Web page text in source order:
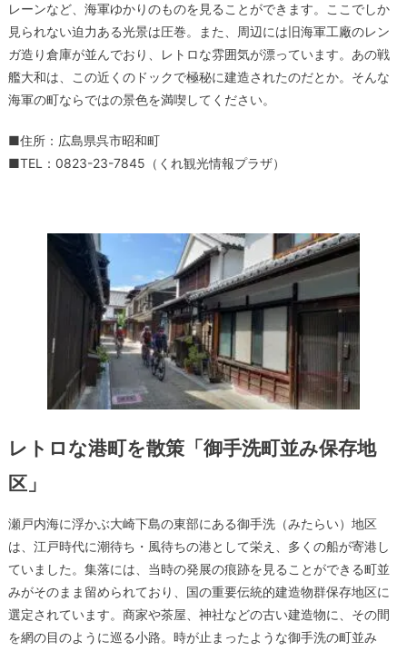
レーンなど、海軍ゆかりのものを見ることができます。ここでしか
見られない迫力ある光景は圧巻。また、周辺には旧海軍工廠のレン
ガ造り倉庫が並んでおり、レトロな雰囲気が漂っています。あの戦
艦大和は、この近くのドックで極秘に建造されたのだとか。そんな
海軍の町ならではの景色を満喫してください。
■住所：広島県呉市昭和町
■TEL：0823-23-7845（くれ観光情報プラザ）
レトロな港町を散策「御手洗町並み保存地
区」
瀬戸内海に浮かぶ大崎下島の東部にある御手洗（みたらい）地区
は、江戸時代に潮待ち・風待ちの港として栄え、多くの船が寄港し
ていました。集落には、当時の発展の痕跡を見ることができる町並
みがそのまま留められており、国の重要伝統的建造物群保存地区に
選定されています。商家や茶屋、神社などの古い建造物に、その間
を網の目のように巡る小路。時が止まったような御手洗の町並み